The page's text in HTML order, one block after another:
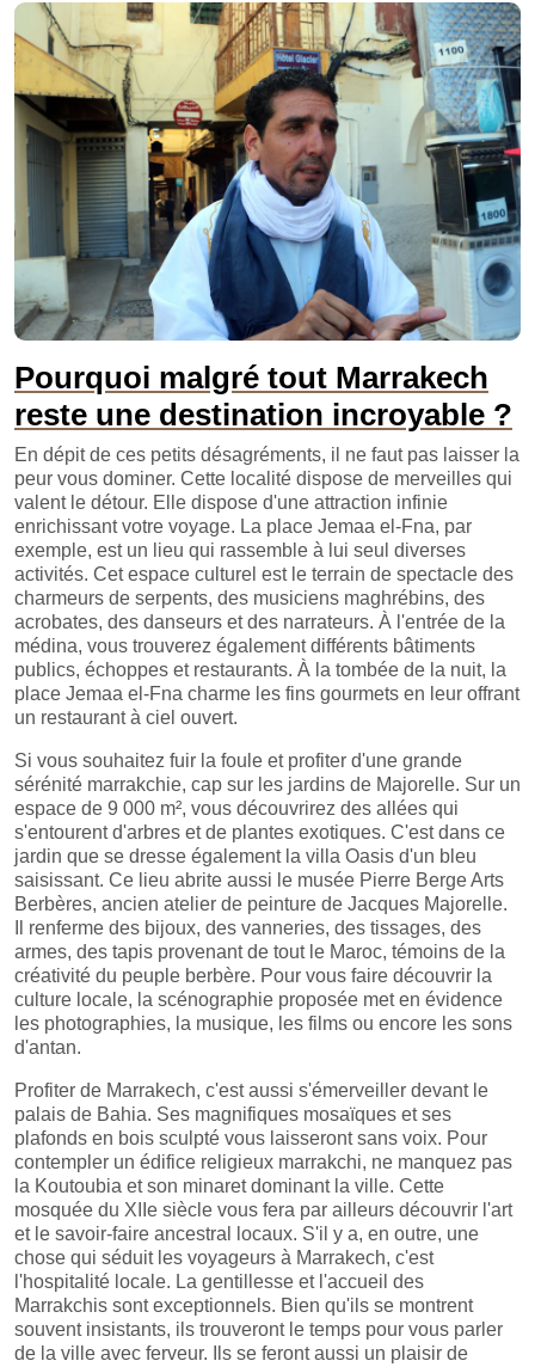
Pourquoi malgré tout Marrakech
reste une destination incroyable ?
En dépit de ces petits désagréments, il ne faut pas laisser la
peur vous dominer. Cette localité dispose de merveilles qui
valent le détour. Elle dispose d'une attraction infinie
enrichissant votre voyage. La place Jemaa el-Fna, par
exemple, est un lieu qui rassemble à lui seul diverses
activités. Cet espace culturel est le terrain de spectacle des
charmeurs de serpents, des musiciens maghrébins, des
acrobates, des danseurs et des narrateurs. À l'entrée de la
médina, vous trouverez également différents bâtiments
publics, échoppes et restaurants. À la tombée de la nuit, la
place Jemaa el-Fna charme les fins gourmets en leur offrant
un restaurant à ciel ouvert.
Si vous souhaitez fuir la foule et profiter d'une grande
sérénité marrakchie, cap sur les jardins de Majorelle. Sur un
espace de 9 000 m², vous découvrirez des allées qui
s'entourent d'arbres et de plantes exotiques. C'est dans ce
jardin que se dresse également la villa Oasis d'un bleu
saisissant. Ce lieu abrite aussi le musée Pierre Berge Arts
Berbères, ancien atelier de peinture de Jacques Majorelle.
Il renferme des bijoux, des vanneries, des tissages, des
armes, des tapis provenant de tout le Maroc, témoins de la
créativité du peuple berbère. Pour vous faire découvrir la
culture locale, la scénographie proposée met en évidence
les photographies, la musique, les films ou encore les sons
d'antan.
Profiter de Marrakech, c'est aussi s'émerveiller devant le
palais de Bahia. Ses magnifiques mosaïques et ses
plafonds en bois sculpté vous laisseront sans voix. Pour
contempler un édifice religieux marrakchi, ne manquez pas
la Koutoubia et son minaret dominant la ville. Cette
mosquée du XIIe siècle vous fera par ailleurs découvrir l'art
et le savoir-faire ancestral locaux. S'il y a, en outre, une
chose qui séduit les voyageurs à Marrakech, c'est
l'hospitalité locale. La gentillesse et l'accueil des
Marrakchis sont exceptionnels. Bien qu'ils se montrent
souvent insistants, ils trouveront le temps pour vous parler
de la ville avec ferveur. Ils se feront aussi un plaisir de